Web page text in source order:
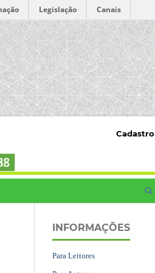
Legislação Canais
Cadastro
INFORMAÇÕES
Para Leitores